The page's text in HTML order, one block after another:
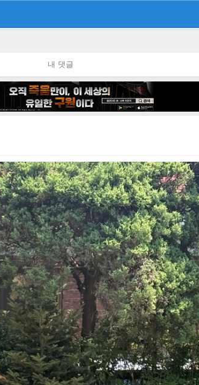
내 댓글